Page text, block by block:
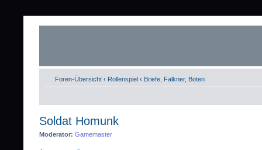
Foren-Übersicht ‹ Rollenspiel ‹ Briefe, Falkner, Boten
Soldat Homunk
Moderator: Gamemaster